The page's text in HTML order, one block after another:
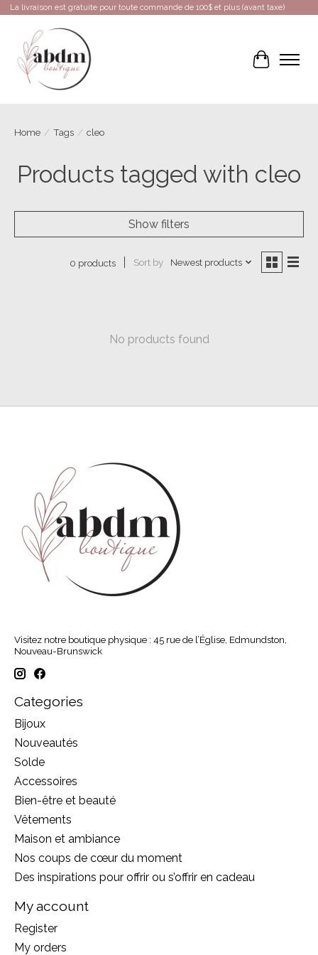
La livraison est gratuite pour toute commande de 100$ et plus (avant taxe)
Cart
Home / Tags / cleo
Products tagged with cleo
Show filters
0 products Sort by Newest products
No products found
Visitez notre boutique physique : 45 rue de l’Église, Edmundston,
Nouveau-Brunswick
Categories
Bijoux
Nouveautés
Solde
Accessoires
Bien-être et beauté
Vêtements
Maison et ambiance
Nos coups de cœur du moment
Des inspirations pour offrir ou s’offrir en cadeau
My account
Register
My orders